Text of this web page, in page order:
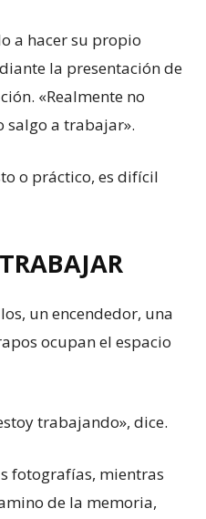
a hacer su propio
la presentación de
«Realmente no
salgo a trabajar».
o práctico, es difícil
un encendedor, una
ocupan el espacio
trabajando», dice.
fotografías, mientras
de la memoria,